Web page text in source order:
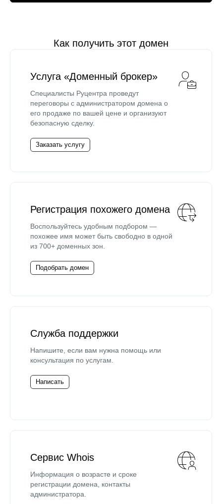
Как получить этот домен
Услуга «Доменный брокер»
Специалисты Руцентра проведут
переговоры с администратором домена о
его продаже по вашей цене и организуют
безопасную сделку.
Заказать услугу
Регистрация похожего домена
Воспользуйтесь удобным подбором —
похожее имя может быть свободно в одной
из 700+ доменных зон.
Подобрать домен
Служба поддержки
Напишите, если вам нужна помощь или
консультация по услугам.
Написать
Сервис Whois
Информация о возрасте и сроке
регистрации домена, контакты
администратора.